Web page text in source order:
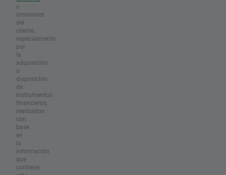
u
omisiones
del
cliente,
especialmente
por
la
adquisición
o
disposición
de
instrumentos
financieros,
realizados
con
base
en
la
información
que
contiene